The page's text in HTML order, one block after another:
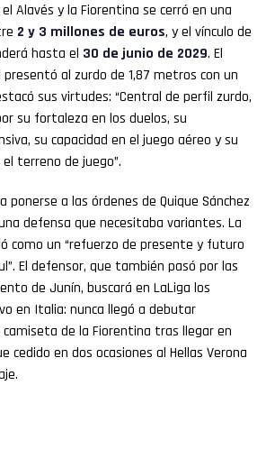
Alavés y la Fiorentina se cerró en una
2 y 3 millones de euros, y el vínculo de
hasta el 30 de junio de 2029. El
al zurdo de 1,87 metros con un
sus virtudes: “Central de perfil zurdo,
su fortaleza en los duelos, su
su capacidad en el juego aéreo y su
terreno de juego”.
ponerse a las órdenes de Quique Sánchez
defensa que necesitaba variantes. La
como un “refuerzo de presente y futuro
El defensor, que también pasó por las
de Junín, buscará en LaLiga los
en Italia: nunca llegó a debutar
de la Fiorentina tras llegar en
cedido en dos ocasiones al Hellas Verona